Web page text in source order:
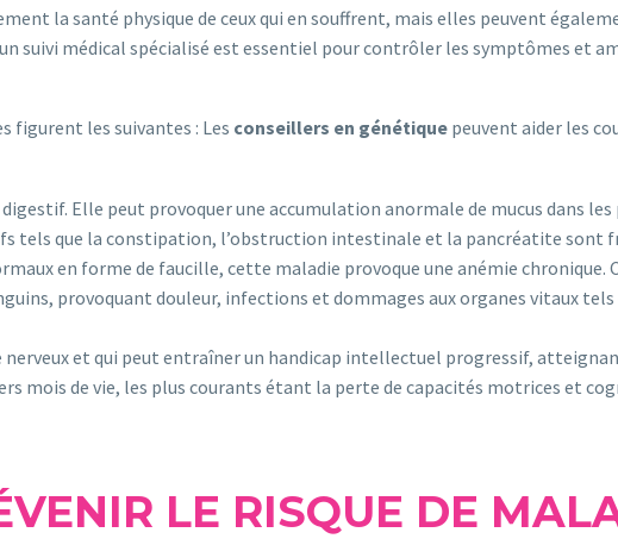
la santé physique de ceux qui en souffrent, mais elles peuvent
suivi médical spécialisé est essentiel pour contrôler les symptômes et
figurent les suivantes : Les conseillers en génétique peuvent aider les
Elle peut provoquer une accumulation anormale de mucus dans
tels que la constipation, l’obstruction intestinale et la pancréatite sont
en forme de faucille, cette maladie provoque une anémie chronique.
provoquant douleur, infections et dommages aux organes vitaux tels
nerveux et qui peut entraîner un handicap intellectuel progressif,
mois de vie, les plus courants étant la perte de capacités motrices et
LE RISQUE DE